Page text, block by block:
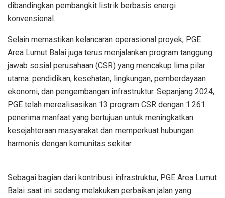
dibandingkan pembangkit listrik berbasis energi
konvensional.
Selain memastikan kelancaran operasional proyek, PGE
Area Lumut Balai juga terus menjalankan program tanggung
jawab sosial perusahaan (CSR) yang mencakup lima pilar
utama: pendidikan, kesehatan, lingkungan, pemberdayaan
ekonomi, dan pengembangan infrastruktur. Sepanjang 2024,
PGE telah merealisasikan 13 program CSR dengan 1.261
penerima manfaat yang bertujuan untuk meningkatkan
kesejahteraan masyarakat dan memperkuat hubungan
harmonis dengan komunitas sekitar.
Sebagai bagian dari kontribusi infrastruktur, PGE Area Lumut
Balai saat ini sedang melakukan perbaikan jalan yang